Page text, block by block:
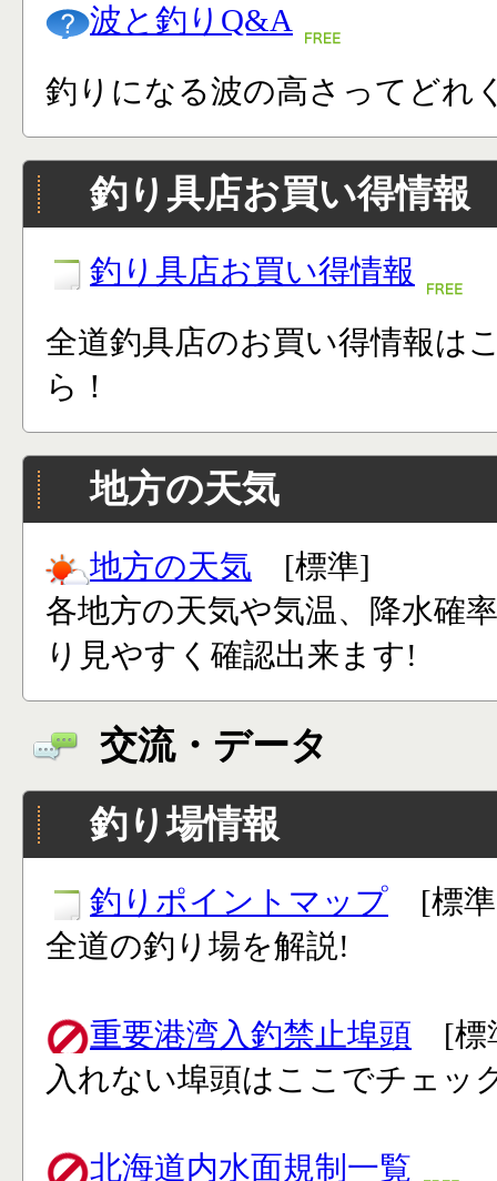
波と釣りQ&A
釣りになる波の高さってどれ
釣り具店お買い得情報
釣り具店お買い得情報
全道釣具店のお買い得情報は
ら！
地方の天気
地方の天気 [標準]
各地方の天気や気温、降水確
り見やすく確認出来ます!
交流・データ
釣り場情報
釣りポイントマップ [標
全道の釣り場を解説!
重要港湾入釣禁止埠頭 [標
入れない埠頭はここでチェッ
北海道内水面規制一覧